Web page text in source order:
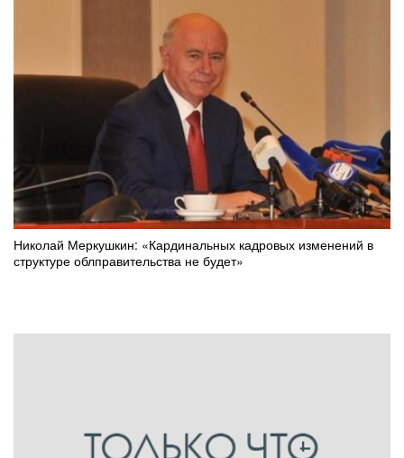
Николай Меркушкин: «Кардинальных кадровых изменений в
структуре облправительства не будет»